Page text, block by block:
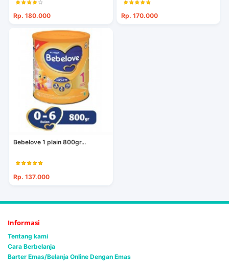
Rp. 180.000 Rp. 170.000
Bebelove 1 plain 800gr...
Rp. 137.000
Informasi
Tentang kami
Cara Berbelanja
Barter Emas/Belanja Online Dengan Emas